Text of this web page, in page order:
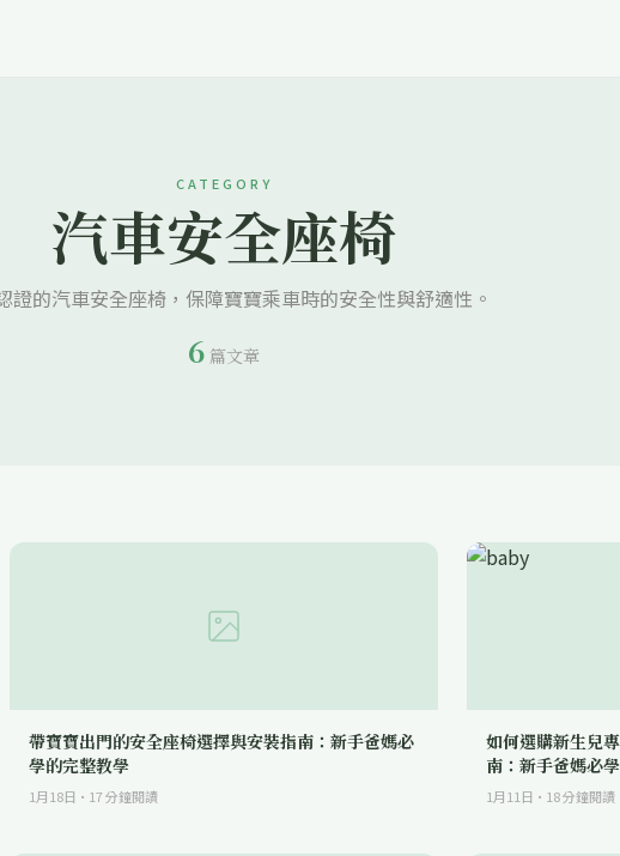
CATEGORY
汽車安全座椅
證的汽車安全座椅，保障寶寶乘車時的安全性與舒適性。
6 篇文章
帶寶寶出門的安全座椅選擇與安裝指南：新手爸媽必
學的完整教學
1月18日 · 17分鐘閱讀
如何選購新生兒
南：新手爸媽必
1月11日 · 18分鐘閱讀